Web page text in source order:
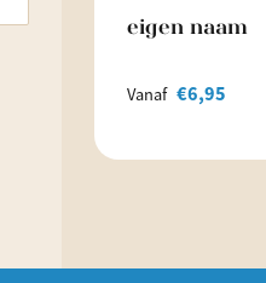
eigen naam
Vanaf €6,95